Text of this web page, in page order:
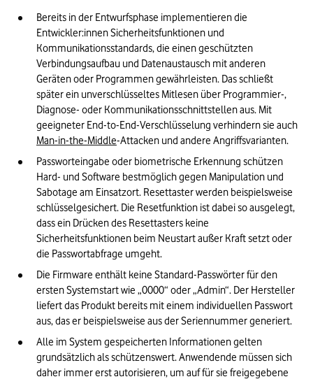
Bereits in der Entwurfsphase implementieren die
Entwickler:innen Sicherheitsfunktionen und
Kommunikationsstandards, die einen geschützten
Verbindungsaufbau und Datenaustausch mit anderen
Geräten oder Programmen gewährleisten. Das schließt
später ein unverschlüsseltes Mitlesen über Programmier-,
Diagnose- oder Kommunikationsschnittstellen aus. Mit
Man-in-the-Middle-Attacken und andere Angriffsvarianten.
Passworteingabe oder biometrische Erkennung schützen
Hard- und Software bestmöglich gegen Manipulation und
Sabotage am Einsatzort. Resettaster werden beispielsweise
schlüsselgesichert. Die Resetfunktion ist dabei so ausgelegt,
dass ein Drücken des Resettasters keine
Sicherheitsfunktionen beim Neustart außer Kraft setzt oder
die Passwortabfrage umgeht.
Die Firmware enthält keine Standard-Passwörter für den
ersten Systemstart wie „0000“ oder „Admin“. Der Hersteller
liefert das Produkt bereits mit einem individuellen Passwort
aus, das er beispielsweise aus der Seriennummer generiert.
Alle im System gespeicherten Informationen gelten
grundsätzlich als schützenswert. Anwendende müssen sich
daher immer erst autorisieren, um auf für sie freigegebene